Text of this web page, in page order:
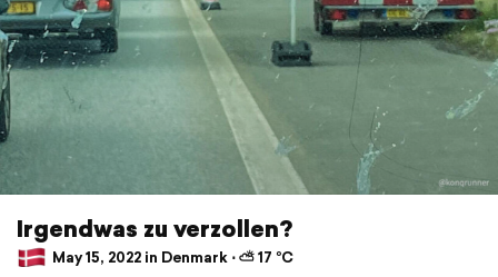
Irgendwas zu verzollen?
May 15, 2022 in Denmark ⋅ ⛅ 17 °C